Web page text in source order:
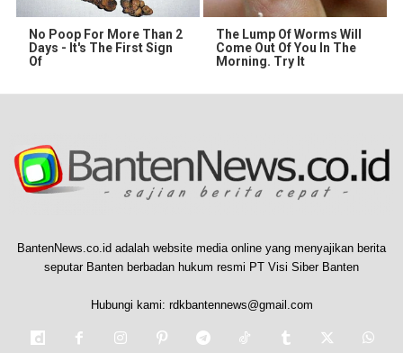
No Poop For More Than 2
Days - It's The First Sign
Of
The Lump Of Worms Will
Come Out Of You In The
Morning. Try It
BantenNews.co.id adalah website media online yang menyajikan berita
seputar Banten berbadan hukum resmi PT Visi Siber Banten
Hubungi kami: rdkbantennews@gmail.com